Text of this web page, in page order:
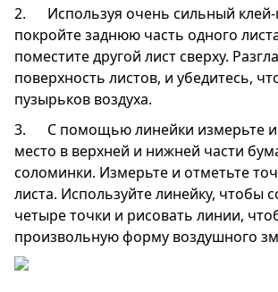
2. Используя очень сильный клей-
покройте заднюю часть одного
поместите другой лист сверху.
поверхность листов, и убедитесь,
пузырьков воздуха.
3. С помощью линейки измерьте и
место в верхней и нижней части
соломинки. Измерьте и отметьте
листа. Используйте линейку, чтобы
четыре точки и рисовать линии,
произвольную форму воздушного